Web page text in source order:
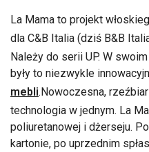
La Mama to projekt
dla C&B Italia (dziś B&B
Należy do serii UP. W
były to niezwykle
mebli.Nowoczesna,
technologia w jednym. La
poliuretanowej i dżerseju.
kartonie, po uprzednim